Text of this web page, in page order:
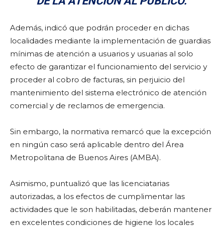
Además, indicó que podrán proceder en dichas
localidades mediante la implementación de guardias
mínimas de atención a usuarios y usuarias al solo
efecto de garantizar el funcionamiento del servicio y
proceder al cobro de facturas, sin perjuicio del
mantenimiento del sistema electrónico de atención
comercial y de reclamos de emergencia.
Sin embargo, la normativa remarcó que la excepción
en ningún caso será aplicable dentro del Área
Metropolitana de Buenos Aires (AMBA).
Asimismo, puntualizó que las licenciatarias
autorizadas, a los efectos de cumplimentar las
actividades que le son habilitadas, deberán mantener
en excelentes condiciones de higiene los locales